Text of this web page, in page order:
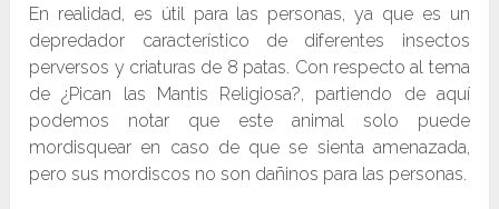
En realidad, es útil para las personas, ya que es un
depredador característico de diferentes insectos
perversos y criaturas de 8 patas. Con respecto al tema
de ¿Pican las Mantis Religiosa?, partiendo de aquí
podemos notar que este animal solo puede
mordisquear en caso de que se sienta amenazada,
pero sus mordiscos no son dañinos para las personas.